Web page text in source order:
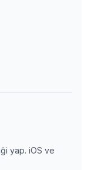
yap. iOS ve